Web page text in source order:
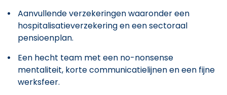
Aanvullende verzekeringen waaronder een
hospitalisatieverzekering en een sectoraal
pensioenplan.
Een hecht team met een no-nonsense
mentaliteit, korte communicatielijnen en een fijne
werksfeer.